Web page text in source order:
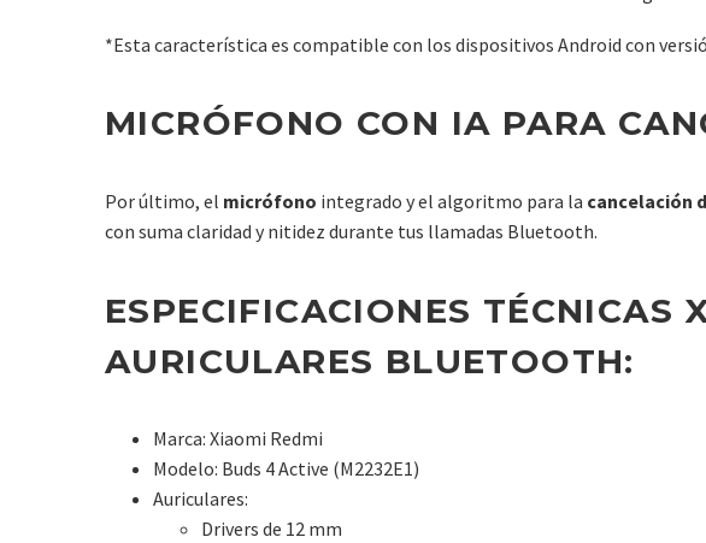
*Esta característica es compatible con los dispositivos Android con
MICRÓFONO CON IA PARA
Por último, el micrófono integrado y el algoritmo para la cancelación
con suma claridad y nitidez durante tus llamadas Bluetooth.
ESPECIFICACIONES
AURICULARES BLUETOOTH:
Marca: Xiaomi Redmi
Modelo: Buds 4 Active (M2232E1)
Auriculares:
Drivers de 12 mm